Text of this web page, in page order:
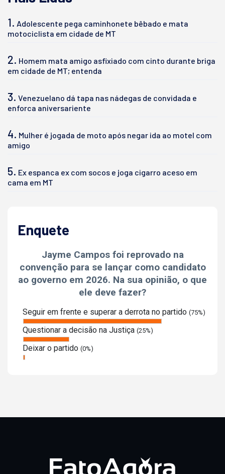
1. Adolescente pega caminhonete bêbado e mata
motociclista em cidade de MT
2. Homem mata amigo asfixiado com cinto durante briga
em cidade de MT; entenda
3. Venezuelano dá tapa nas nádegas de convidada e
enforca aniversariente
4. Mulher é jogada de moto após negar ida ao motel com
amigo
5. Ex espanca ex com socos e joga cigarro aceso em
cama em MT
Enquete
Jayme Campos foi reprovado na
convenção para se lançar como candidato
ao governo em 2026. Na sua opinião, o que
ele deve fazer?
Seguir em frente e superar a derrota no partido (75%)
Questionar a decisão na Justiça (25%)
Deixar o partido (0%)